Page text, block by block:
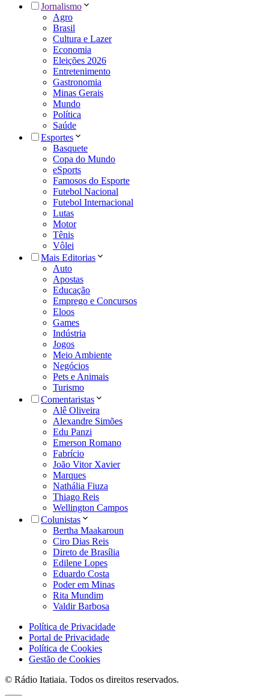
Jornalismo
Agro
Brasil
Cultura e Lazer
Economia
Eleições 2026
Entretenimento
Gastronomia
Minas Gerais
Mundo
Política
Saúde
Esportes
Basquete
Copa do Mundo
eSports
Famosos do Esporte
Futebol Nacional
Futebol Internacional
Lutas
Motor
Tênis
Vôlei
Mais Editorias
Auto
Apostas
Educação
Emprego e Concursos
Eloos
Games
Indústria
Jogos
Meio Ambiente
Negócios
Pets e Animais
Turismo
Comentaristas
Alê Oliveira
Alexandre Simões
Edu Panzi
Emerson Romano
Fabrício
João Vitor Xavier
Marques
Nathália Fiuza
Thiago Reis
Wellington Campos
Colunistas
Bertha Maakaroun
Ciro Dias Reis
Direto de Brasília
Edilene Lopes
Eduardo Costa
Poder em Minas
Rita Mundim
Valdir Barbosa
Política de Privacidade
Portal de Privacidade
Política de Cookies
Gestão de Cookies
© Rádio Itatiaia. Todos os direitos reservados.